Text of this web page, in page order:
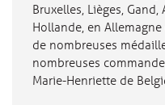
Bruxelles, Lièges,
Hollande, en
de nombreuses
nombreuses
Marie-Henriette de